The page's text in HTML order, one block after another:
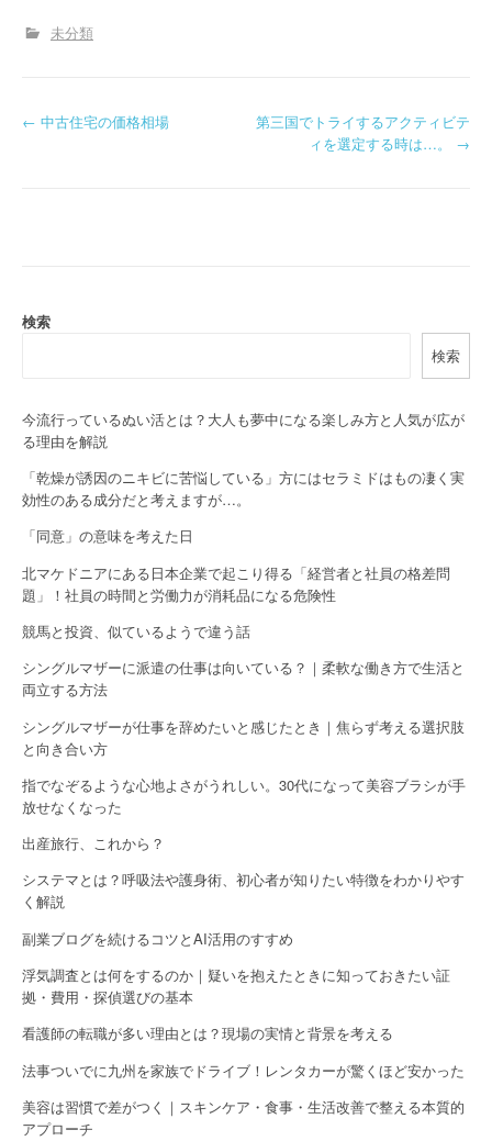
未分類
P
a
i
g
a
i
o
n
← 中古住宅の価格相場
第三国でトライするアクティビテ
ィを選定する時は…。 →
検索
検索
今流行っているぬい活とは？大人も夢中になる楽しみ方と人気が広が
る理由を解説
「乾燥が誘因のニキビに苦悩している」方にはセラミドはもの凄く実
効性のある成分だと考えますが…。
「同意」の意味を考えた日
北マケドニアにある日本企業で起こり得る「経営者と社員の格差問
題」！社員の時間と労働力が消耗品になる危険性
競馬と投資、似ているようで違う話
シングルマザーに派遣の仕事は向いている？｜柔軟な働き方で生活と
両立する方法
シングルマザーが仕事を辞めたいと感じたとき｜焦らず考える選択肢
と向き合い方
指でなぞるような心地よさがうれしい。30代になって美容ブラシが手
放せなくなった
出産旅行、これから？
システマとは？呼吸法や護身術、初心者が知りたい特徴をわかりやす
く解説
副業ブログを続けるコツとAI活用のすすめ
浮気調査とは何をするのか｜疑いを抱えたときに知っておきたい証
拠・費用・探偵選びの基本
看護師の転職が多い理由とは？現場の実情と背景を考える
法事ついでに九州を家族でドライブ！レンタカーが驚くほど安かった
美容は習慣で差がつく｜スキンケア・食事・生活改善で整える本質的
アプローチ